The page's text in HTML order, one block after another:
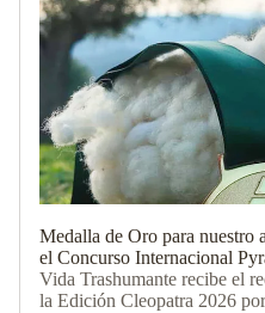
Medalla de Oro para nuestro
el Concurso Internacional
Vida Trashumante recibe el
la Edición Cleopatra 2026